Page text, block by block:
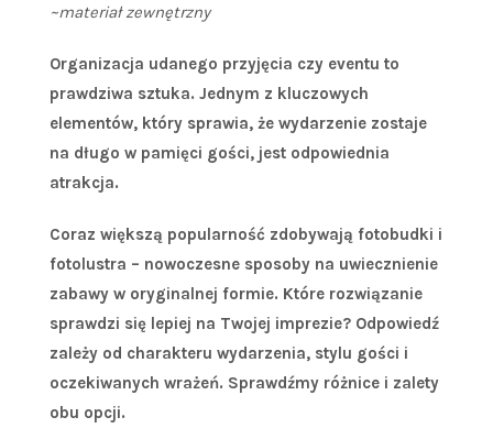
~materiał zewnętrzny
Organizacja udanego przyjęcia czy eventu to
prawdziwa sztuka. Jednym z kluczowych
elementów, który sprawia, że wydarzenie zostaje
na długo w pamięci gości, jest odpowiednia
atrakcja.
Coraz większą popularność zdobywają fotobudki i
fotolustra – nowoczesne sposoby na uwiecznienie
zabawy w oryginalnej formie. Które rozwiązanie
sprawdzi się lepiej na Twojej imprezie? Odpowiedź
zależy od charakteru wydarzenia, stylu gości i
oczekiwanych wrażeń. Sprawdźmy różnice i zalety
obu opcji.